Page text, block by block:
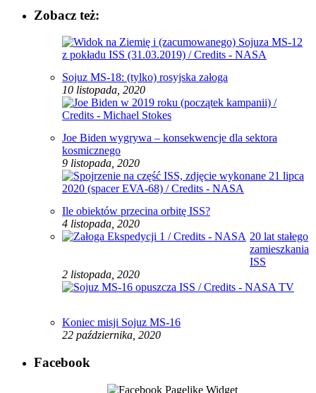
Zobacz też:
Sojuz MS-18: (tylko) rosyjska załoga
10 listopada, 2020
Joe Biden wygrywa – konsekwencje dla sektora
kosmicznego
9 listopada, 2020
Ile obiektów przecina orbitę ISS?
4 listopada, 2020
20 lat stałego
zamieszkania
ISS
2 listopada, 2020
Koniec misji Sojuz MS-16
22 października, 2020
Facebook